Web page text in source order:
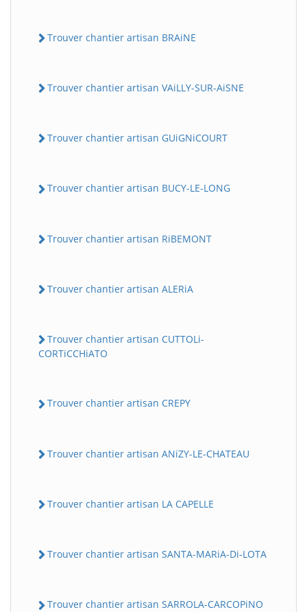
Trouver chantier artisan BRAiNE
Trouver chantier artisan VAiLLY-SUR-AiSNE
Trouver chantier artisan GUiGNiCOURT
Trouver chantier artisan BUCY-LE-LONG
Trouver chantier artisan RiBEMONT
Trouver chantier artisan ALERiA
Trouver chantier artisan CUTTOLi-
CORTiCCHiATO
Trouver chantier artisan CREPY
Trouver chantier artisan ANiZY-LE-CHATEAU
Trouver chantier artisan LA CAPELLE
Trouver chantier artisan SANTA-MARiA-Di-LOTA
Trouver chantier artisan SARROLA-CARCOPiNO